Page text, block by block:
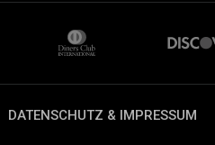
DATENSCHUTZ & IMPRESSUM